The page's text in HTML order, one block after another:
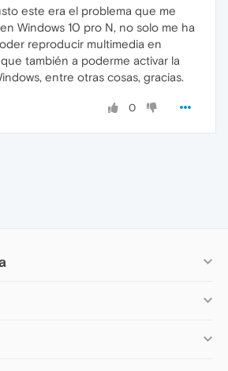
este era el problema que me
Windows 10 pro N, no solo me ha
reproducir multimedia en
también a poderme activar la
entre otras cosas, gracias.
0